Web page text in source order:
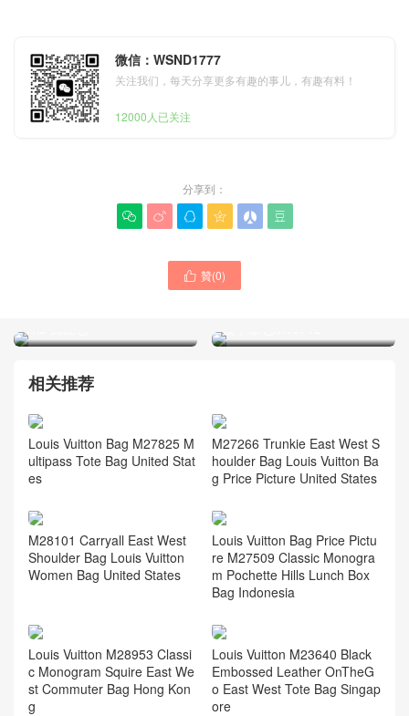
微信：WSND1777
关注我们，每天分享更多有趣的事儿，有趣有料！
12000人已关注
分享到：
     
 贊(0)
LOUIS VUITTON2024男士
San Francisco USA LV專賣
相关推荐
Louis Vuitton Bag M27825 M
ultipass Tote Bag United Stat
es
M27266 Trunkie East West S
houlder Bag Louis Vuitton Ba
g Price Picture United States
M28101 Carryall East West
Shoulder Bag Louis Vuitton
Women Bag United States
Louis Vuitton Bag Price Pictu
re M27509 Classic Monogra
m Pochette Hills Lunch Box
Bag Indonesia
Louis Vuitton M28953 Classi
c Monogram Squire East We
st Commuter Bag Hong Kon
g
Louis Vuitton M23640 Black
Embossed Leather OnTheG
o East West Tote Bag Singap
ore